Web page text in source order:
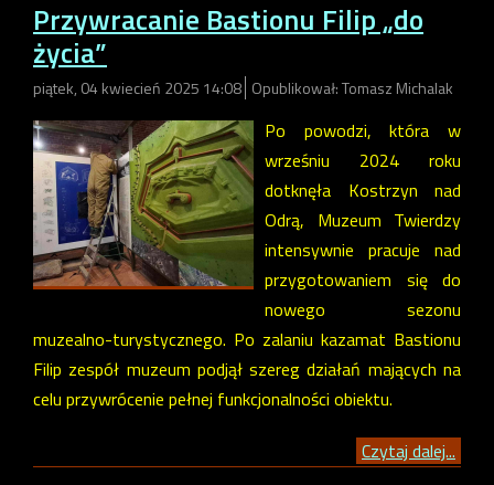
Przywracanie Bastionu Filip „do
życia”
piątek, 04 kwiecień 2025 14:08 Opublikował: Tomasz Michalak
Po powodzi, która w
wrześniu 2024 roku
dotknęła Kostrzyn nad
Odrą, Muzeum Twierdzy
intensywnie pracuje nad
przygotowaniem się do
nowego sezonu
muzealno-turystycznego. Po zalaniu kazamat Bastionu
Filip zespół muzeum podjął szereg działań mających na
celu przywrócenie pełnej funkcjonalności obiektu.​
Czytaj dalej...